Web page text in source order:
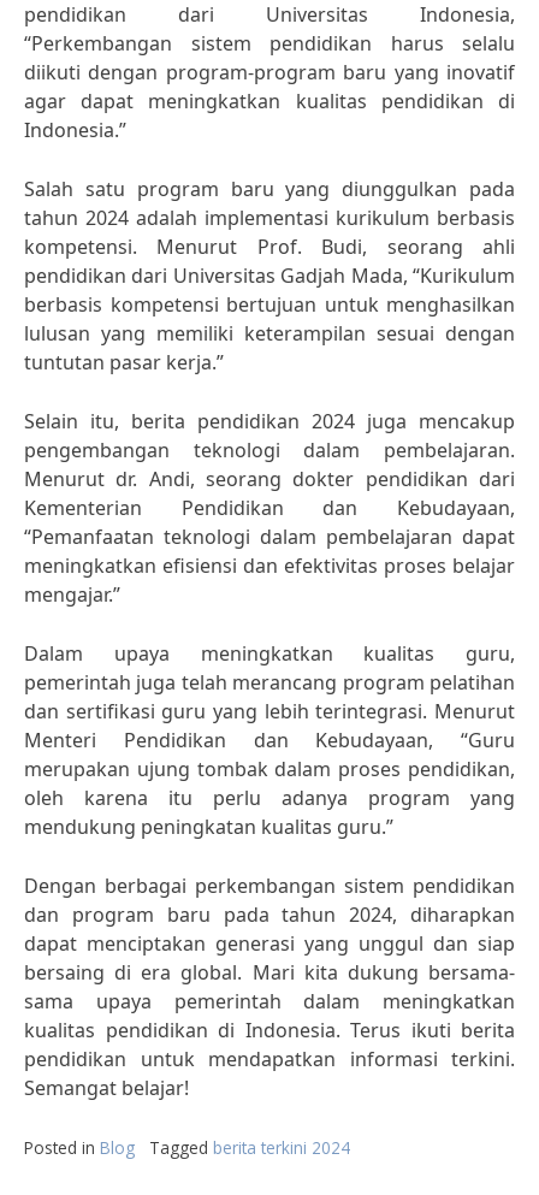
pendidikan dari Universitas Indonesia,
“Perkembangan sistem pendidikan harus selalu
diikuti dengan program-program baru yang inovatif
agar dapat meningkatkan kualitas pendidikan di
Indonesia.”
Salah satu program baru yang diunggulkan pada
tahun 2024 adalah implementasi kurikulum berbasis
kompetensi. Menurut Prof. Budi, seorang ahli
pendidikan dari Universitas Gadjah Mada, “Kurikulum
berbasis kompetensi bertujuan untuk menghasilkan
lulusan yang memiliki keterampilan sesuai dengan
tuntutan pasar kerja.”
Selain itu, berita pendidikan 2024 juga mencakup
pengembangan teknologi dalam pembelajaran.
Menurut dr. Andi, seorang dokter pendidikan dari
Kementerian Pendidikan dan Kebudayaan,
“Pemanfaatan teknologi dalam pembelajaran dapat
meningkatkan efisiensi dan efektivitas proses belajar
mengajar.”
Dalam upaya meningkatkan kualitas guru,
pemerintah juga telah merancang program pelatihan
dan sertifikasi guru yang lebih terintegrasi. Menurut
Menteri Pendidikan dan Kebudayaan, “Guru
merupakan ujung tombak dalam proses pendidikan,
oleh karena itu perlu adanya program yang
mendukung peningkatan kualitas guru.”
Dengan berbagai perkembangan sistem pendidikan
dan program baru pada tahun 2024, diharapkan
dapat menciptakan generasi yang unggul dan siap
bersaing di era global. Mari kita dukung bersama-
sama upaya pemerintah dalam meningkatkan
kualitas pendidikan di Indonesia. Terus ikuti berita
pendidikan untuk mendapatkan informasi terkini.
Semangat belajar!
Posted in Blog Tagged berita terkini 2024